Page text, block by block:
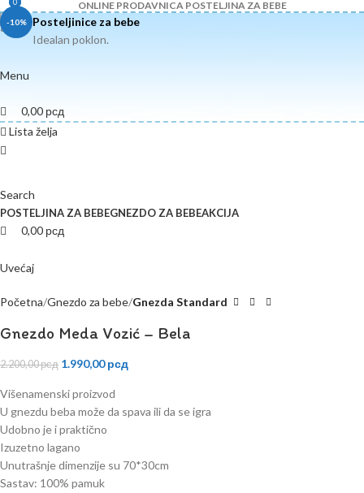
ONLINE PRODAVNICA POSTELJINA ZA BEBE
Posteljinice za bebe
Idealan poklon.
Menu
0
0,00 рсд
Lista želja
Search
POSTELJINA ZA BEBEGNEZDO ZA BEBEAKCIJA
0
0,00 рсд
-10%
Uvećaj
Početna Gnezdo za bebe Gnezda Standard
Gnezdo Meda Vozić – Bela
2.200,00рсд 1.990,00рсд
Višenamenski proizvod
U gnezdu beba može da spava ili da se igra
Udobno je i praktično
Izuzetno lagano
Unutrašnje dimenzije su 70*30cm
Sastav: 100% pamuk